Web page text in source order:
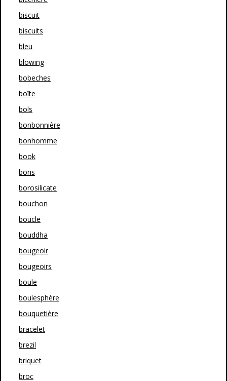
biscuit
biscuits
bleu
blowing
bobeches
boîte
bols
bonbonnière
bonhomme
book
boris
borosilicate
bouchon
boucle
bouddha
bougeoir
bougeoirs
boule
boulesphère
bouquetière
bracelet
brezil
briquet
broc